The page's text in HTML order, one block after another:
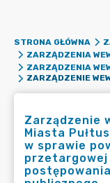
STRONA GŁÓWNA
ZARZĄDZENIA
ZARZĄDZENIA
Zarządzenie
Miasta
w sprawie
przetargowej